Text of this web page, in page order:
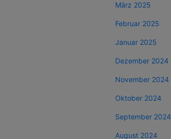
März 2025
Februar 2025
Januar 2025
Dezember 2024
November 2024
Oktober 2024
September 2024
August 2024